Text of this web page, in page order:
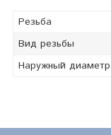
Резьба
Вид резьбы
Наружный